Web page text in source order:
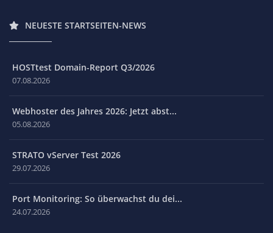
NEUESTE STARTSEITEN-NEWS
HOSTtest Domain-Report Q3/2026
07.08.2026
Webhoster des Jahres 2026: Jetzt abst...
05.08.2026
STRATO vServer Test 2026
29.07.2026
Port Monitoring: So überwachst du dei...
24.07.2026